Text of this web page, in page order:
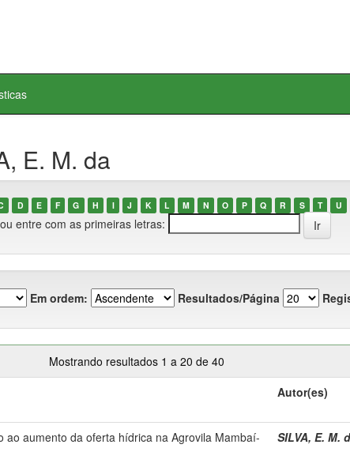
E. M. da
D E F G H I J K L M N O P Q R S T U
ou entre com as primeiras letras:
Em ordem: Resultados/Página
Mostrando resultados 1 a 20 de 40
Autor(es)
ao aumento da oferta hídrica na Agrovila Mambaí-
SILVA, E. M.